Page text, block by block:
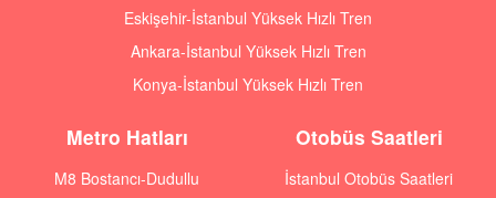
Eskişehir-İstanbul Yüksek Hızlı Tren
Ankara-İstanbul Yüksek Hızlı Tren
Konya-İstanbul Yüksek Hızlı Tren
Metro Hatları
M8 Bostancı-Dudullu
Otobüs Saatleri
İstanbul Otobüs Saatleri